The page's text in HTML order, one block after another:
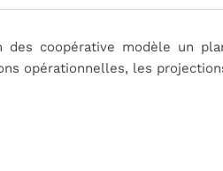
coopérative modèle un
opérationnelles, les